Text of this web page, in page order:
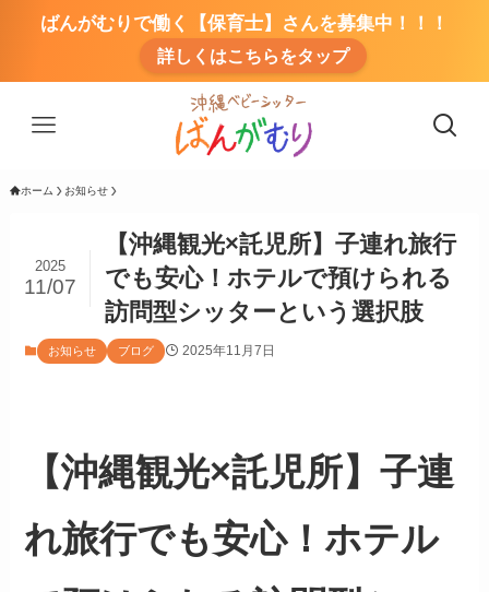
ばんがむりで働く【保育士】さんを募集中！！！
詳しくはこちらをタップ
ホーム お知らせ
【沖縄観光×託児所】子連れ旅行
でも安心！ホテルで預けられる
訪問型シッターという選択肢
2025
11/07
お知らせ ブログ 2025年11月7日
【沖縄観光×託児所】子連
れ旅行でも安心！ホテル